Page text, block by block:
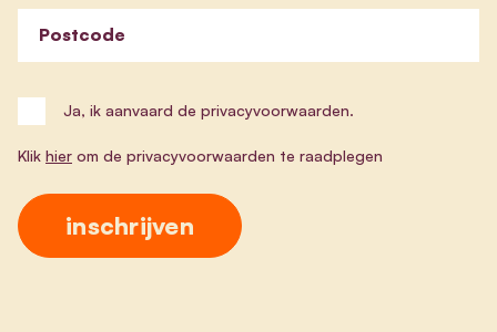
Postcode
Ja, ik aanvaard de privacyvoorwaarden.
Klik hier om de privacyvoorwaarden te raadplegen